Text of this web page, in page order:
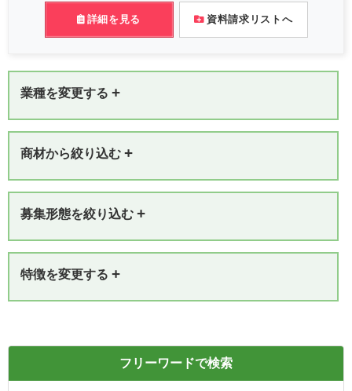
詳細を見る 資料請求リストへ
業種を変更する +
商材から絞り込む +
募集形態を絞り込む +
特徴を変更する +
フリーワードで検索